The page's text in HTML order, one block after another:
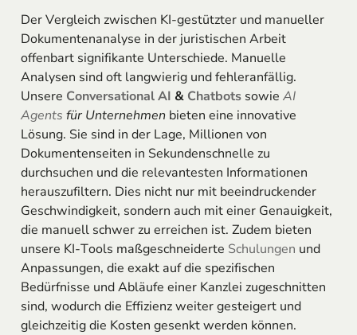
Der Vergleich zwischen KI-gestützter und manueller
Dokumentenanalyse in der juristischen Arbeit
offenbart signifikante Unterschiede. Manuelle
Analysen sind oft langwierig und fehleranfällig.
Unsere Conversational AI & Chatbotssowie AI
Agents für Unternehmenbieten eine innovative
Lösung. Sie sind in der Lage, Millionen von
Dokumentenseiten in Sekundenschnelle zu
durchsuchen und die relevantesten Informationen
herauszufiltern. Dies nicht nur mit beeindruckender
Geschwindigkeit, sondern auch mit einer Genauigkeit,
die manuell schwer zu erreichen ist. Zudem bieten
unsere KI-Tools maßgeschneiderte Schulungen und
Anpassungen, die exakt auf die spezifischen
Bedürfnisse und Abläufe einer Kanzlei zugeschnitten
sind, wodurch die Effizienz weiter gesteigert und
gleichzeitig die Kosten gesenkt werden können.